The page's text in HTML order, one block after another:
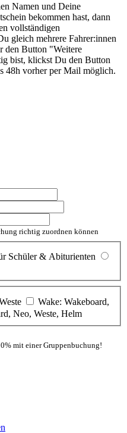
Namen und Deine
bekommen hast, dann
vollständigen
gleich mehrere Fahrer:innen
den Button "Weitere
bist, klickst Du den Button
48h vorher per Mail möglich.
richtig zuordnen können
Schüler & Abiturienten
Wake: Wakeboard,
Neo, Weste, Helm
mit einer Gruppenbuchung!